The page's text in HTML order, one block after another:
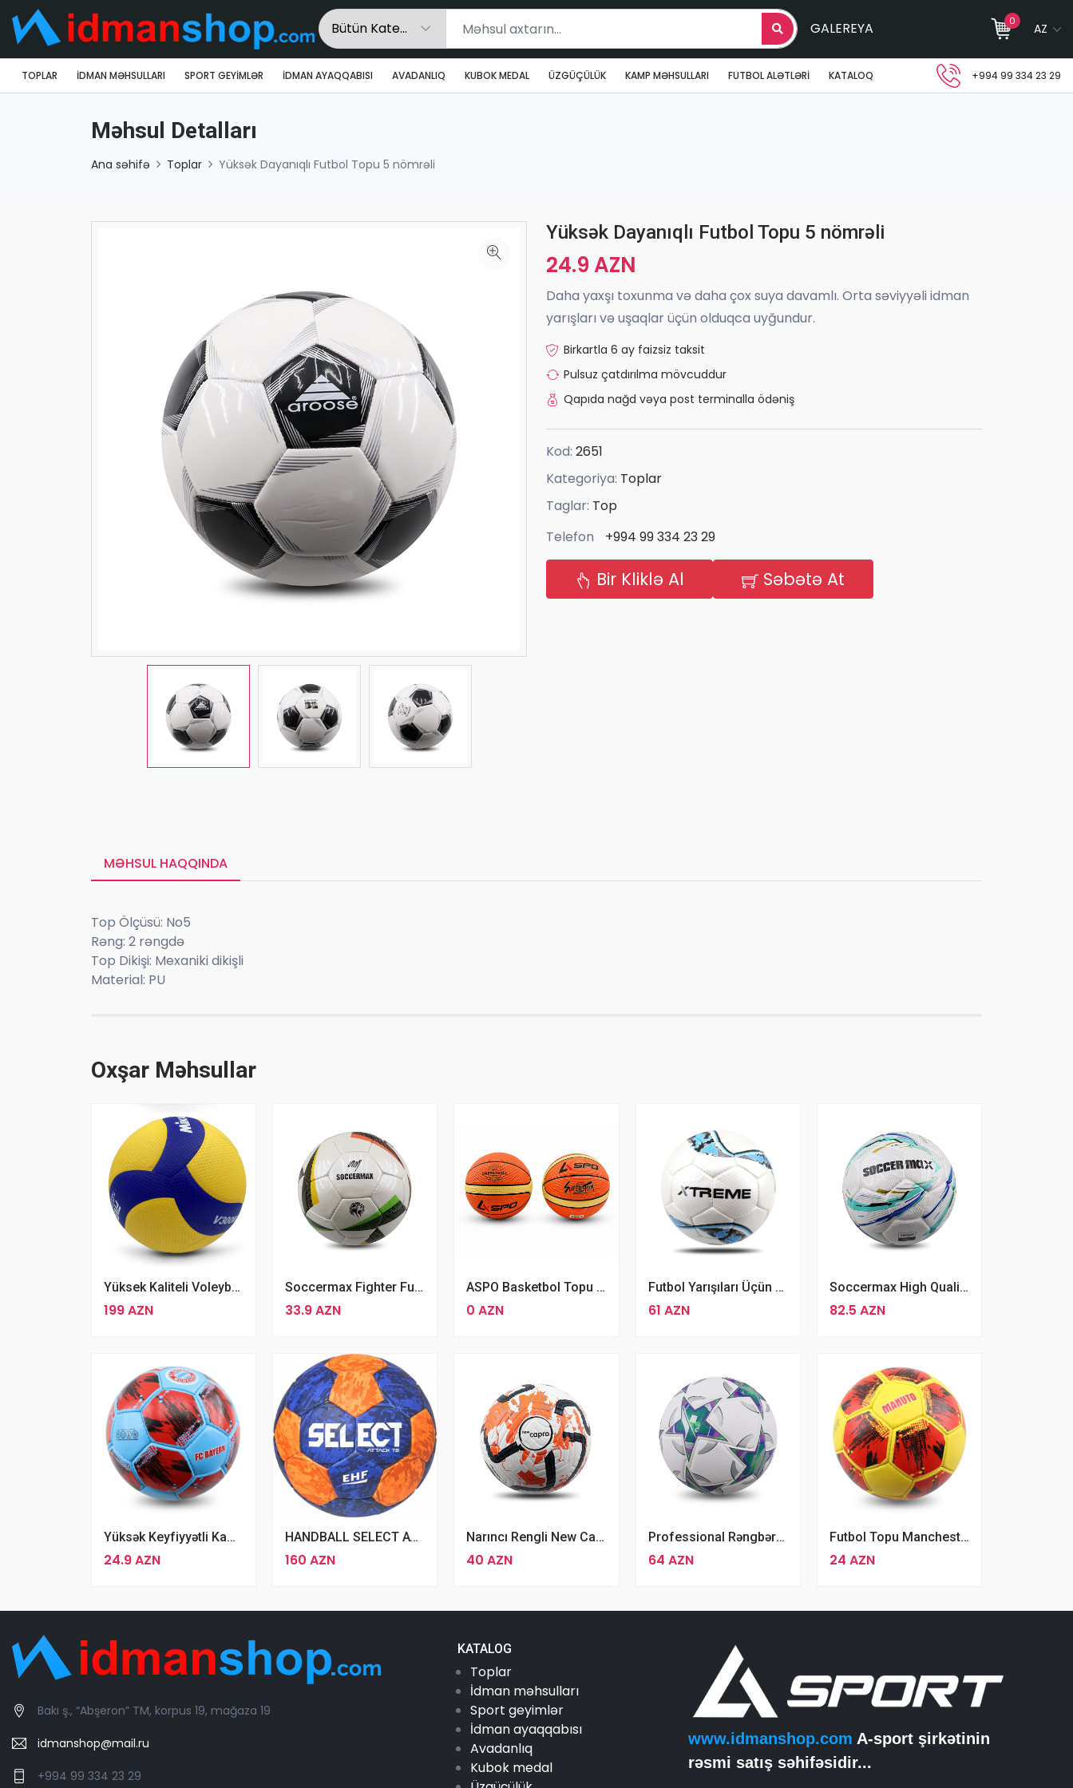
GALEREYA 0
AZ
TOPLAR İDMAN MƏHSULLARI SPORT GEYIMLƏR İDMAN AYAQQABISI AVADANLIQ KUBOK MEDAL ÜZGÜÇÜLÜK KAMP MƏHSULLARI FUTBOL ALƏTLƏRI KATALOQ +994 99 334 23 29
Məhsul Detalları
Ana səhifə Toplar Yüksək Dayanıqlı Futbol Topu 5 nömrəli
Yüksək Dayanıqlı Futbol Topu 5 nömrəli
24.9 AZN
Daha yaxşı toxunma və daha çox suya davamlı. Orta səviyyəli idman
yarışları və uşaqlar üçün olduqca uyğundur.
Birkartla 6 ay faizsiz taksit
Pulsuz çatdırılma mövcuddur
Qapıda nağd vəya post terminalla ödəniş
Kod: 2651
Kategoriya: Toplar
Taglar: Top
Telefon
+994 99 334 23 29
Bir Kliklə Al Səbətə At
MƏHSUL HAQQINDA
Top Ölçüsü: No5
Rəng: 2 rəngdə
Top Dikişi: Mexaniki dikişli
Material: PU
Oxşar Məhsullar
Yüksek Kaliteli Voleybol Mikasa V300w
199 AZN
Soccermax Fighter Futbol Topu N 5 Futbol Topu
33.9 AZN
ASPO Basketbol Topu 5 Nömre
0 AZN
Futbol Yarışıları Üçün Uyğun Professional Xtreme Futbol Topu 5 Ölçülü Parlaq Futbol Topu
61 AZN
Soccermax High Quality Nömrə 5 Futbol Topu
82.5 AZN
Yüksək Keyfiyyətli Kamanda Futbol Topu FC Bayern München Futbol Topu
24.9 AZN
HANDBALL SELECT ATTACK TB (EHF APPROVED)
160 AZN
Narıncı Rengli New Capro Aerowsculpt Futbol Topu 4 Nömrə Capro Blue
40 AZN
Professional Rəngbərəng Futbol Topu No4
64 AZN
Futbol Topu Manchester United 5 Nomrəli Futbol Topu
24 AZN
Bakı ş., “Abşeron” TM, korpus 19, mağaza 19
idmanshop@mail.ru
+994 99 334 23 29
KATALOG
Toplar
İdman məhsulları
Sport geyimlər
İdman ayaqqabısı
Avadanlıq
Kubok medal
www.idmanshop.com A-sport şirkətinin
rəsmi satış səhifəsidir...